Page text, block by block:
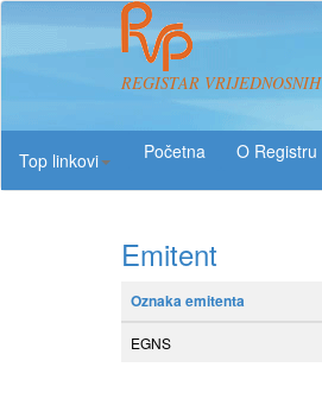
REGISTAR
Top linkovi
O Registru
Emitent
Oznaka emitenta
EGNS